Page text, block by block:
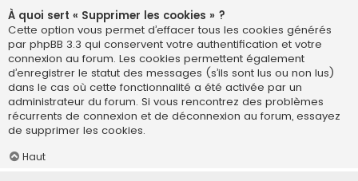
À quoi sert « Supprimer les cookies » ?
Cette option vous permet d’effacer tous les cookies générés
par phpBB 3.3 qui conservent votre authentification et votre
connexion au forum. Les cookies permettent également
d’enregistrer le statut des messages (s’ils sont lus ou non lus)
dans le cas où cette fonctionnalité a été activée par un
administrateur du forum. Si vous rencontrez des problèmes
récurrents de connexion et de déconnexion au forum, essayez
de supprimer les cookies.
Haut